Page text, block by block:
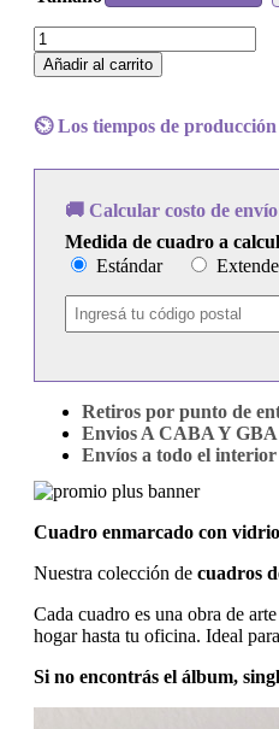
Cuadro
Skinny
Puppy
The
cantidad
Añadir al carrito
⏲️ Los tiempos de producción
🚚 Calcular costo de
Medida de cuadro a
Estándar
Retiros por punto de
Envios A CABA Y
Envíos a todo el
Cuadro enmarcado con
Nuestra colección de cuadros
Cada cuadro es una obra de
hogar hasta tu oficina. Ideal
Si no encontrás el álbum,